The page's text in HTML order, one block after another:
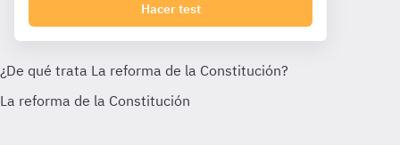
Hacer test